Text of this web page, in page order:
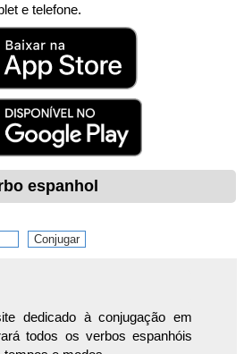
e telefone.
espanhol
dedicado à conjugação em
todos os verbos espanhóis